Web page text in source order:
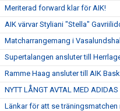
Meriterad forward klar för AIK!
AIK värvar Styliani "Stella"
Matcharrangemang i
Supertalangen ansluter till
Ramme Haag ansluter till AIK
NYTT LÅNGT AVTAL MED ADIDAS
Länkar för att se träningsmatchen